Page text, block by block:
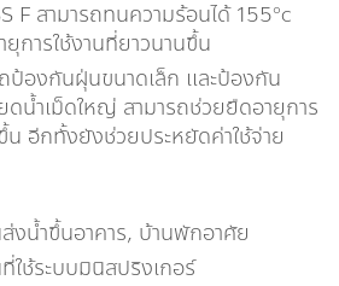
F สามารถทนความร้อนได้ 155°c
ยุการใช้งานที่ยาวนานขึ้น
ป้องกันฝุ่นขนาดเล็ก และป้องกัน
น้ำเม็ดใหญ่ สามารถช่วยยืดอายุการ
น อีกทั้งยังช่วยประหยัดค่าใช้จ่าย
ส่งน้ำขึ้นอาคาร, บ้านพักอาศัย
ใช้ระบบมินิสปริงเกอร์